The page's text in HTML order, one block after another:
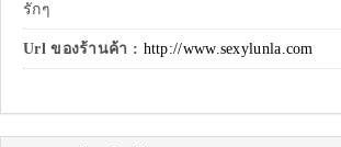
รักๆ
Url ของร้านค้า : http://www.sexylunla.com